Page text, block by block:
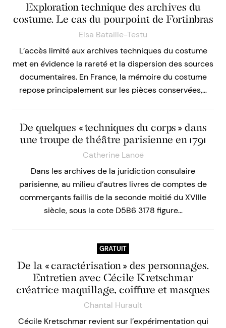
Exploration technique des archives du
costume. Le cas du pourpoint de Fortinbras
Elsa Bataille-Testu
L’accès limité aux archives techniques du costume
met en évidence la rareté et la dispersion des sources
documentaires. En France, la mémoire du costume
repose principalement sur les pièces conservées,…
De quelques « techniques du corps » dans
une troupe de théâtre parisienne en 1791
Catherine Lanoë
Dans les archives de la juridiction consulaire
parisienne, au milieu d’autres livres de comptes de
commerçants faillis de la seconde moitié du XVIIIe
siècle, sous la cote D5B6 3178 figure…
GRATUIT
De la « caractérisation » des personnages.
Entretien avec Cécile Kretschmar
créatrice maquillage, coiffure et masques
Chantal Hurault
Cécile Kretschmar revient sur l’expérimentation qui